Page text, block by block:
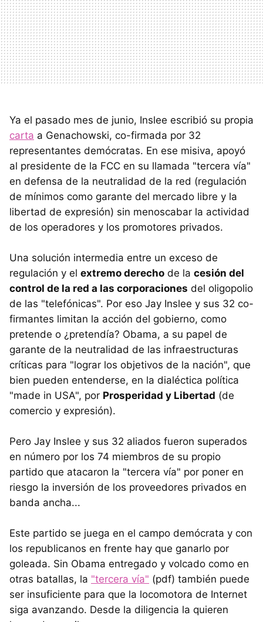
Ya el pasado mes de junio, Inslee escribió su propia
carta a Genachowski, co-firmada por 32
representantes demócratas. En ese misiva, apoyó
al presidente de la FCC en su llamada "tercera vía"
en defensa de la neutralidad de la red (regulación
de mínimos como garante del mercado libre y la
libertad de expresión) sin menoscabar la actividad
de los operadores y los promotores privados.
Una solución intermedia entre un exceso de
regulación y el extremo derecho de la cesión del
control de la red a las corporaciones del oligopolio
de las "telefónicas". Por eso Jay Inslee y sus 32 co-
firmantes limitan la acción del gobierno, como
pretende o ¿pretendía? Obama, a su papel de
garante de la neutralidad de las infraestructuras
críticas para "lograr los objetivos de la nación", que
bien pueden entenderse, en la dialéctica política
"made in USA", por Prosperidad y Libertad (de
comercio y expresión).
Pero Jay Inslee y sus 32 aliados fueron superados
en número por los 74 miembros de su propio
partido que atacaron la "tercera vía" por poner en
riesgo la inversión de los proveedores privados en
banda ancha...
Este partido se juega en el campo demócrata y con
los republicanos en frente hay que ganarlo por
goleada. Sin Obama entregado y volcado como en
otras batallas, la "tercera vía" (pdf) también puede
ser insuficiente para que la locomotora de Internet
siga avanzando. Desde la diligencia la quieren